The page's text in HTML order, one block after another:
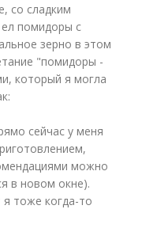
со сладким
помидоры с
зерно в этом
"помидоры -
который я могла
сейчас у меня
можно
в новом окне).
тоже когда-то